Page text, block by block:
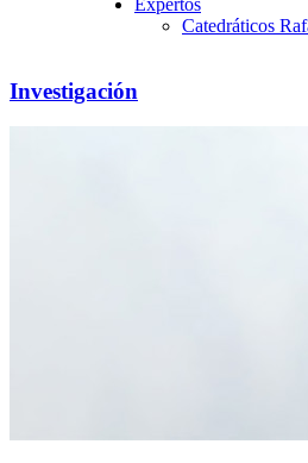
Expertos
Catedráticos
Investigación